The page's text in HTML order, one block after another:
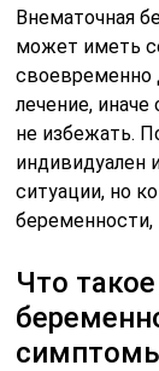
Внематочная
может иметь
своевременно
лечение,
не избежать.
индивидуален
ситуации, но
беременности,
Что